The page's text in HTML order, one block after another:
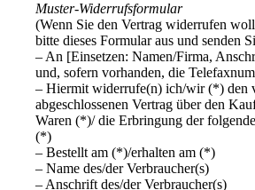
Muster-Widerrufsformular
(Wenn Sie den Vertrag widerrufen
bitte dieses Formular aus und senden
– An [Einsetzen: Namen/Firma,
und, sofern vorhanden, die
– Hiermit widerrufe(n) ich/wir (*) den
abgeschlossenen Vertrag über den
Waren (*)/ die Erbringung der
(*)
– Bestellt am (*)/erhalten am (*)
– Name des/der Verbraucher(s)
– Anschrift des/der Verbraucher(s)